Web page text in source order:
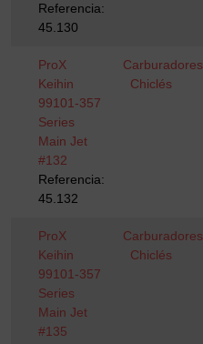
Referencia:
45.130
ProX
Keihin
99101-357
Series
Main Jet
#132
Referencia:
45.132
Carburadores
Chiclés
ProX
Keihin
99101-357
Series
Main Jet
#135
Carburadores
Chiclés